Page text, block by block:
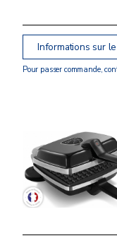
Informations sur
Pour passer commande,